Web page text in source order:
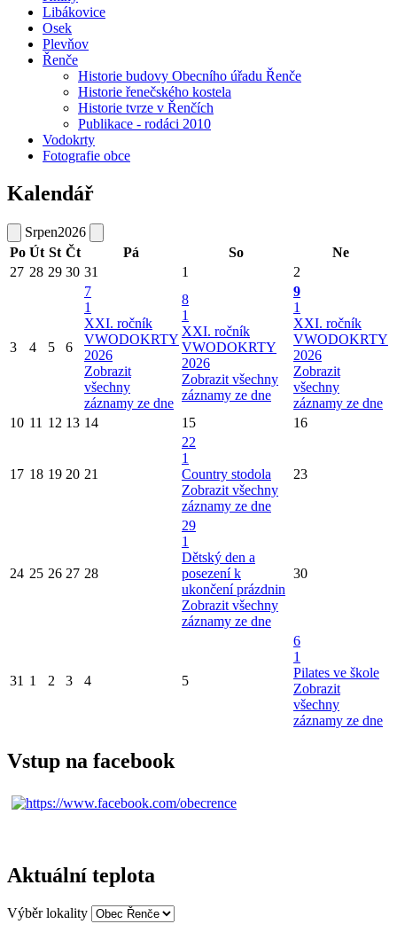
Libákovice
Osek
Plevňov
Řenče
Historie budovy Obecního úřadu Řenče
Historie řenečského kostela
Historie tvrze v Řenčích
Publikace - rodáci 2010
Vodokrty
Fotografie obce
Kalendář
Srpen2026
Po Út St Čt Pá So
Ne
27 28 29 30 31 1 2
3 4 5 6
7
1
XXI. ročník
VWODOKRTY
2026
Zobrazit
všechny
záznamy ze dne
8
1
XXI. ročník
VWODOKRTY
2026
Zobrazit všechny
záznamy ze dne
9
1
XXI. ročník
VWODOKRTY
2026
Zobrazit
všechny
záznamy ze dne
10 11 12 13 14 15 16
17 18 19 20 21
22
1
Country stodola
Zobrazit všechny
záznamy ze dne
23
24 25 26 27 28
29
1
Dětský den a
posezení k
ukončení prázdnin
Zobrazit všechny
záznamy ze dne
30
31 1 2 3 4 5
6
1
Pilates ve škole
Zobrazit
všechny
záznamy ze dne
Vstup na facebook
Aktuální teplota
Výběr lokality